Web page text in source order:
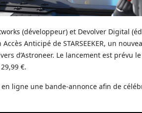
(développeur) et Devolver Digital
Anticipé de STARSEEKER, un
d’Astroneer. Le lancement est prévu
€.
ligne une bande-annonce afin de